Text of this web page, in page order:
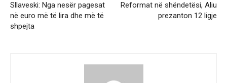
Sllaveski: Nga nesër pagesat
në euro më të lira dhe më të
shpejta
Reformat në shëndetësi, Aliu
prezanton 12 ligje